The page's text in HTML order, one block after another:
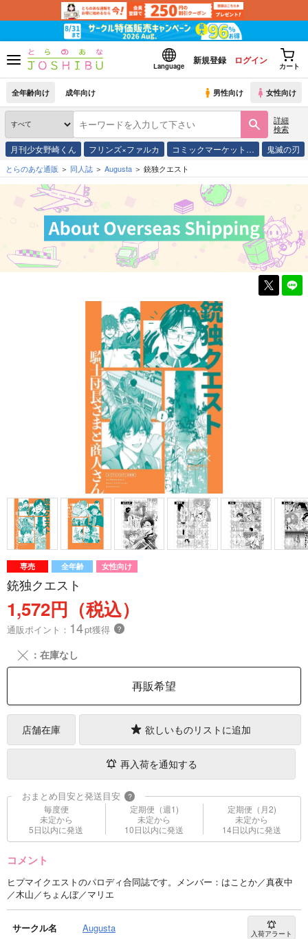
Language
新規登録 ログイン
カート
全年齢向け 成年向け 男性向け 女性向け
詳細
検索
月刊少女野崎くん フリンズ×ファルカ コミックマーケット… 鬼滅の刃
とらのあな通販 同人誌 Augusta 銃独クエスト
専売 全年齢 女性向け
銃独クエスト
1,572円（税込）
通販ポイント： 14pt獲得 ？
╳ ：在庫なし
再販希望
店舗在庫 欲しいものリストに追加
再入荷を通知する
おまとめ目安と発送目安 ?
毎度便
未定から
5日以内に発送
定期便（週1)
未定から
10日以内に発送
定期便（月2)
未定から
14日以内に発送
コメント
ヒプマイクエストのパロディ合同誌です。メンバー：はことか／真夜中
／木山／ちょんぼ／マリエ
サークル名 Augusta 入荷アラート